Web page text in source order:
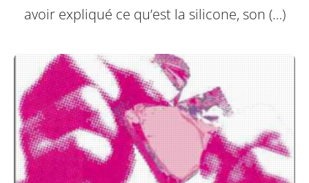
avoir expliqué ce qu’est la silicone, son (…)